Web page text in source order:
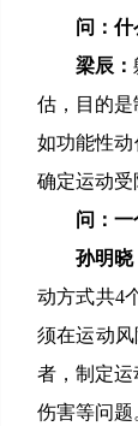
问：
梁辰：
估，目的
如功能性
确定运动
问：
孙明晓
动方式共4
须在运动
者，制定
伤害等问题